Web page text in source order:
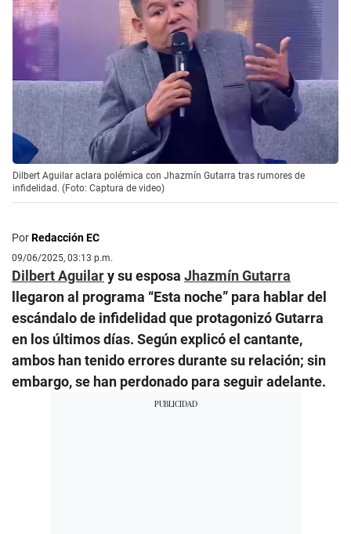
Dilbert Aguilar aclara polémica con Jhazmín Gutarra tras rumores de
infidelidad. (Foto: Captura de video)
PorRedacción EC
09/06/2025, 03:13 p.m.
Dilbert Aguilary su esposa Jhazmín Gutarra
llegaron al programa “Esta noche” para hablar del
escándalo de infidelidad que protagonizó Gutarra
en los últimos días. Según explicó el cantante,
ambos han tenido errores durante su relación; sin
embargo, se han perdonado para seguir adelante.